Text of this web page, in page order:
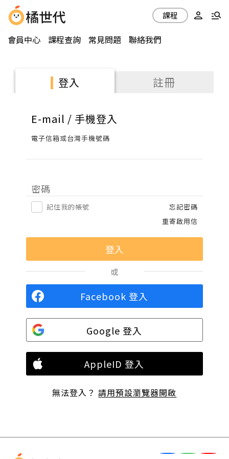
會員中心 課程查詢 常見問題 聯絡我們
課程
登入 註冊
E-mail / 手機登入
電子信箱或台灣手機號碼
密碼
記住我的帳號
忘記密碼
重寄啟用信
或
Facebook 登入
Google 登入
AppleID 登入
無法登入？請用預設瀏覽器開啟